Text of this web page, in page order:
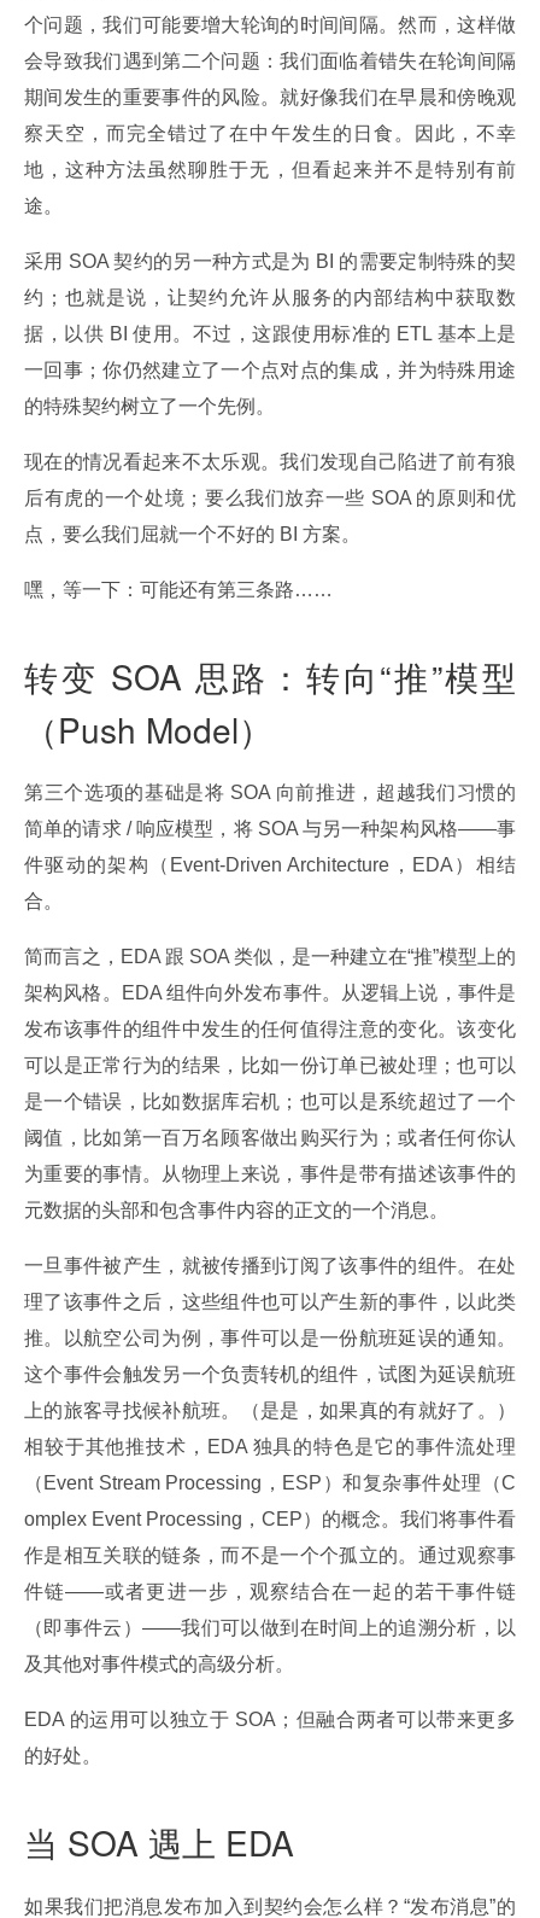
个问题，我们可能要增大轮询的时间间隔。然而，这样做
会导致我们遇到第二个问题：我们面临着错失在轮询间隔
期间发生的重要事件的风险。就好像我们在早晨和傍晚观
察天空，而完全错过了在中午发生的日食。因此，不幸
地，这种方法虽然聊胜于无，但看起来并不是特别有前
途。
采用 SOA 契约的另一种方式是为 BI 的需要定制特殊的契
约；也就是说，让契约允许从服务的内部结构中获取数
据，以供 BI 使用。不过，这跟使用标准的 ETL 基本上是
一回事；你仍然建立了一个点对点的集成，并为特殊用途
的特殊契约树立了一个先例。
现在的情况看起来不太乐观。我们发现自己陷进了前有狼
后有虎的一个处境；要么我们放弃一些 SOA 的原则和优
点，要么我们屈就一个不好的 BI 方案。
嘿，等一下：可能还有第三条路……
转变 SOA 思路：转向“推”模型
（Push Model）
第三个选项的基础是将 SOA 向前推进，超越我们习惯的
简单的请求 / 响应模型，将 SOA 与另一种架构风格——事
件驱动的架构（Event-Driven Architecture，EDA）相结
合。
简而言之，EDA 跟 SOA 类似，是一种建立在“推”模型上的
架构风格。EDA 组件向外发布事件。从逻辑上说，事件是
发布该事件的组件中发生的任何值得注意的变化。该变化
可以是正常行为的结果，比如一份订单已被处理；也可以
是一个错误，比如数据库宕机；也可以是系统超过了一个
阈值，比如第一百万名顾客做出购买行为；或者任何你认
为重要的事情。从物理上来说，事件是带有描述该事件的
元数据的头部和包含事件内容的正文的一个消息。
一旦事件被产生，就被传播到订阅了该事件的组件。在处
理了该事件之后，这些组件也可以产生新的事件，以此类
推。以航空公司为例，事件可以是一份航班延误的通知。
这个事件会触发另一个负责转机的组件，试图为延误航班
上的旅客寻找候补航班。（是是，如果真的有就好了。）
相较于其他推技术，EDA 独具的特色是它的事件流处理
（Event Stream Processing，ESP）和复杂事件处理（C
omplex Event Processing，CEP）的概念。我们将事件看
作是相互关联的链条，而不是一个个孤立的。通过观察事
件链——或者更进一步，观察结合在一起的若干事件链
（即事件云）——我们可以做到在时间上的追溯分析，以
及其他对事件模式的高级分析。
EDA 的运用可以独立于 SOA；但融合两者可以带来更多
的好处。
当 SOA 遇上 EDA
如果我们把消息发布加入到契约会怎么样？“发布消息”的